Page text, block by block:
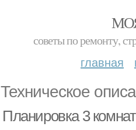
советы по ремонту,
главная
Техническое
Планировка 3